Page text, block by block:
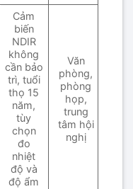
Cảm
biến
NDIR
không
cần bảo
trì, tuổi
thọ 15
năm,
tùy
chọn
đo
nhiệt
độ và
độ ẩm
Văn
phòng,
phòng
họp,
trung
tâm hội
nghị